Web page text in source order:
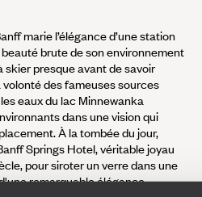
marie l’élégance d’une station
brute de son environnement
skier presque avant de savoir
des fameuses sources
eaux du lac Minnewanka
dans une vision qui
À la tombée du jour,
Springs Hotel, véritable joyau
pour siroter un verre dans une
remarquable élégance